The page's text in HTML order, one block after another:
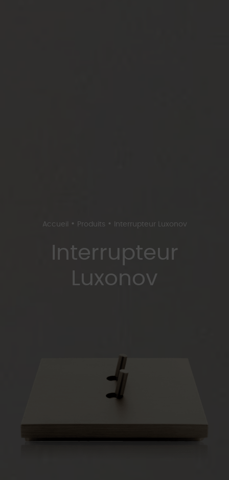
Accueil • Produits • Interrupteur Luxonov
Interrupteur
Luxonov